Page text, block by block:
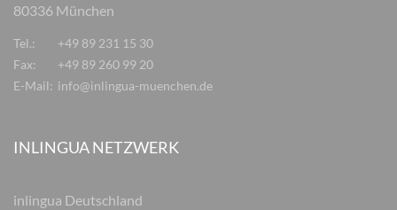
80336 München
Tel.:
+49 89 231 15 30
Fax:
+49 89 260 99 20
E-Mail: info@inlingua-muenchen.de
INLINGUA NETZWERK
inlingua Deutschland